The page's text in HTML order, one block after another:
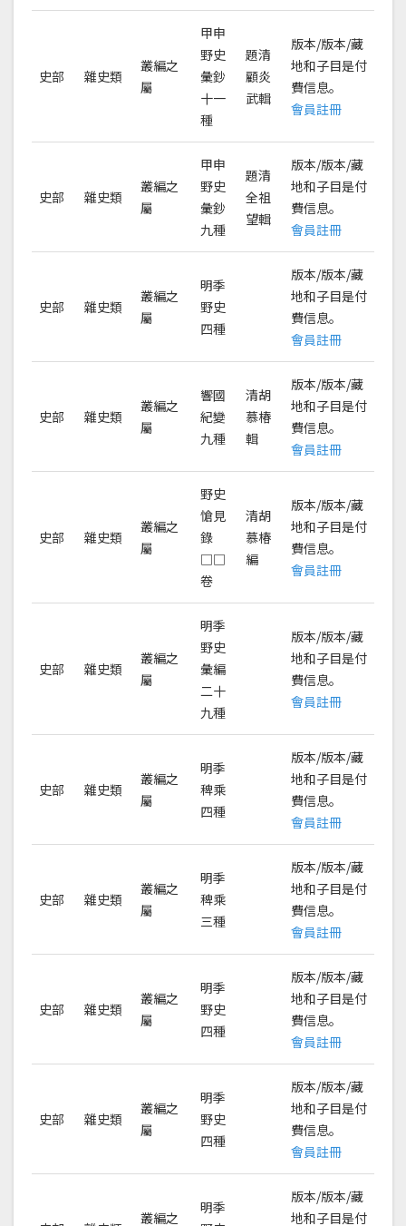
史部 雜史類
叢編之
屬
甲申
野史
彙鈔
十一
種
題清
顧炎
武輯
版本/版本/藏
地和子目是付
費信息。
會員註冊
史部 雜史類
叢編之
屬
甲申
野史
彙鈔
九種
題清
全祖
望輯
版本/版本/藏
地和子目是付
費信息。
會員註冊
史部 雜史類
叢編之
屬
明季
野史
四種
版本/版本/藏
地和子目是付
費信息。
會員註冊
史部 雜史類
叢編之
屬
響國
紀變
九種
清胡
慕椿
輯
版本/版本/藏
地和子目是付
費信息。
會員註冊
史部 雜史類
叢編之
屬
野史
愴見
錄
□□
卷
清胡
慕椿
編
版本/版本/藏
地和子目是付
費信息。
會員註冊
史部 雜史類
叢編之
屬
明季
野史
彙編
二十
九種
版本/版本/藏
地和子目是付
費信息。
會員註冊
史部 雜史類
叢編之
屬
明季
稗乘
四種
版本/版本/藏
地和子目是付
費信息。
會員註冊
史部 雜史類
叢編之
屬
明季
稗乘
三種
版本/版本/藏
地和子目是付
費信息。
會員註冊
史部 雜史類
叢編之
屬
明季
野史
四種
版本/版本/藏
地和子目是付
費信息。
會員註冊
史部 雜史類
叢編之
屬
明季
野史
四種
版本/版本/藏
地和子目是付
費信息。
會員註冊
叢編之
明季
版本/版本/藏
地和子目是付